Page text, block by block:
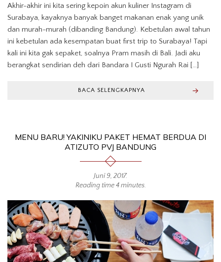
Akhir-akhir ini kita sering kepoin akun kuliner Instagram di
Surabaya, kayaknya banyak banget makanan enak yang unik
dan murah-murah (dibanding Bandung). Kebetulan awal tahun
ini kebetulan ada kesempatan buat first trip to Surabaya! Tapi
kali ini kita gak sepaket, soalnya Pram masih di Bali. Jadi aku
berangkat sendirian deh dari Bandara I Gusti Ngurah Rai […]
BACA SELENGKAPNYA
MENU BARU! YAKINIKU PAKET HEMAT BERDUA DI
ATIZUTO PVJ BANDUNG
Juni 9, 2017.
Reading time 4 minutes.